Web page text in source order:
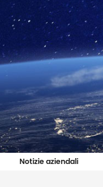
Notizie aziendali